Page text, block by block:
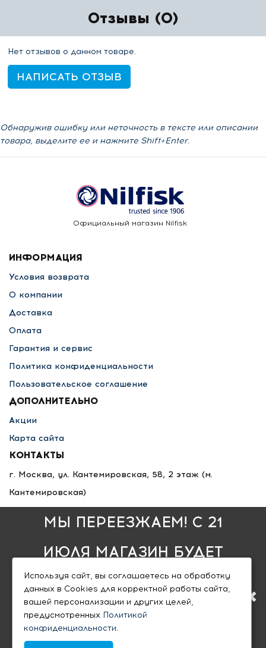
Отзывы (0)
Нет отзывов о данном товаре.
НАПИСАТЬ ОТЗЫВ
Обнаружив ошибку или неточность в тексте или описании
товара, выделите ее и нажмите Shift+Enter.
МЫ ПЕРЕЕЗЖАЕМ! С 21
ИЮЛЯ МАГАЗИН БУДЕТ
РАБОТАТЬ ПО НОВОМУ
АДРЕСУ. ПОДРОБНАЯ
ИНФОРМАЦИЯ О
Официальный магазин Nilfisk
ИНФОРМАЦИЯ
Условия возврата
О компании
Доставка
Оплата
Гарантия и сервис
Политика конфиденциальности
Пользовательское соглашение
ДОПОЛНИТЕЛЬНО
Акции
Карта сайта
КОНТАКТЫ
г. Москва, ул. Кантемировская, 58, 2 этаж (м.
Кантемировская)
8 495 789-36-25
8 800 333-68-35
info@nlfsk.ru
сб - вс: 10:00 — 18:00
Используя сайт, вы соглашаетесь на обработку
данных в Cookies для корректной работы сайта,
вашей персонализации и других целей,
предусмотренных Политикой
конфиденциальности.